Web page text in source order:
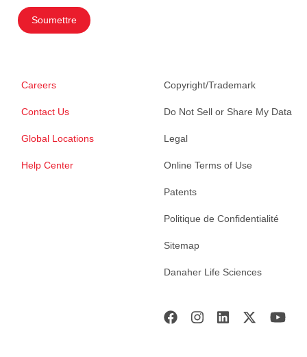
Soumettre
Careers
Contact Us
Global Locations
Help Center
Copyright/Trademark
Do Not Sell or Share My Data
Legal
Online Terms of Use
Patents
Politique de Confidentialité
Sitemap
Danaher Life Sciences